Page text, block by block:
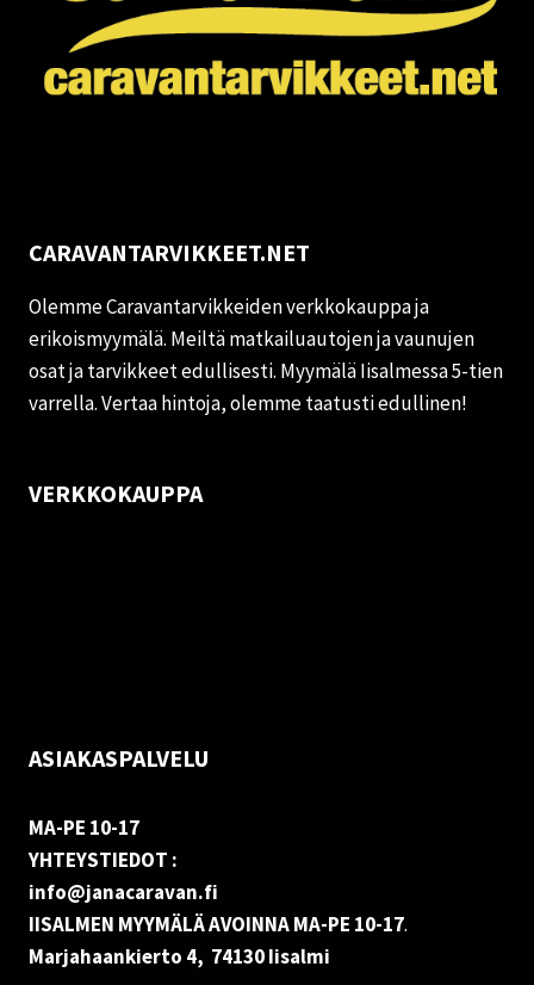
CARAVANTARVIKKEET.NET
Olemme Caravantarvikkeiden verkkokauppa ja
erikoismyymälä. Meiltä matkailuautojen ja vaunujen
osat ja tarvikkeet edullisesti. Myymälä Iisalmessa 5-tien
varrella. Vertaa hintoja, olemme taatusti edullinen!
VERKKOKAUPPA
ASIAKASPALVELU
MA-PE 10-17
YHTEYSTIEDOT :
info@janacaravan.fi
IISALMEN MYYMÄLÄ AVOINNA MA-PE 10-17.
Marjahaankierto 4, 74130 Iisalmi